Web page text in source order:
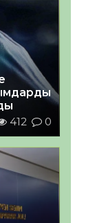
412 0